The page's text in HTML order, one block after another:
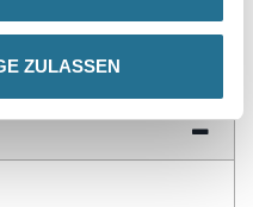
ZULASSEN